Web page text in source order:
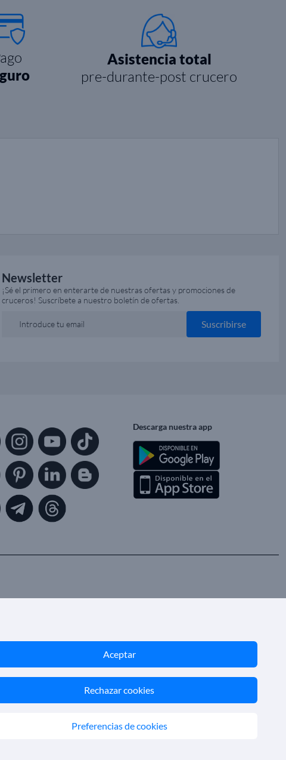
Asistencia total
pre-durante-post crucero
Newsletter
¡Sé el primero en enterarte de nuestras ofertas y promociones de
cruceros! Suscríbete a nuestro boletín de ofertas.
Introduce tu email Suscribirse
Descarga nuestra app
Aceptar
Rechazar cookies
Preferencias de cookies